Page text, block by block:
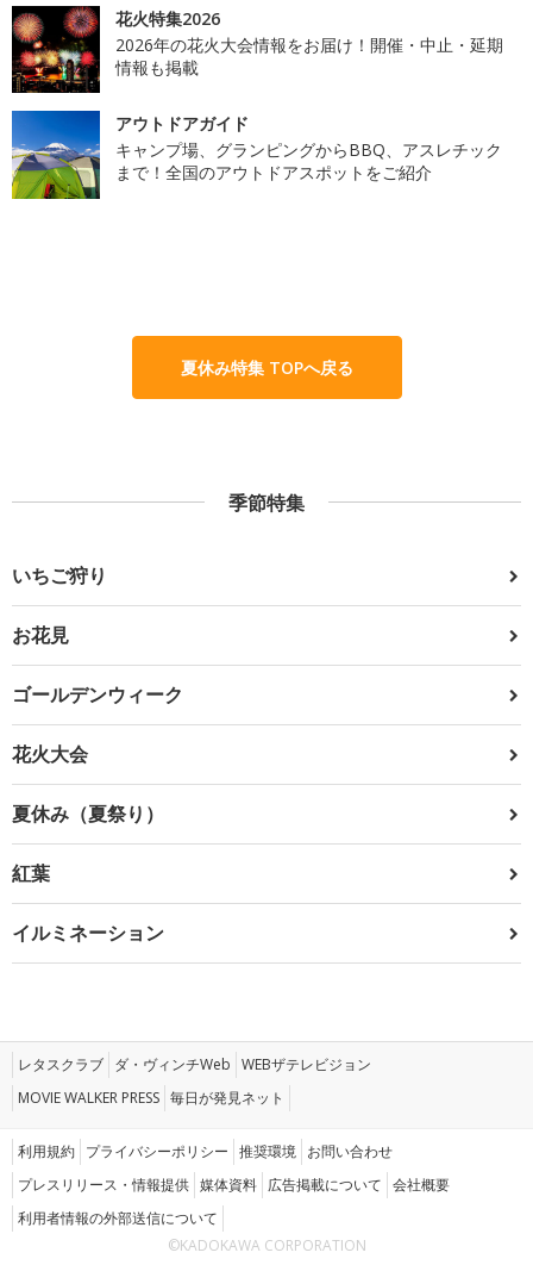
花火特集2026
2026年の花火大会情報をお届け！開催・中止・延期
情報も掲載
アウトドアガイド
キャンプ場、グランピングからBBQ、アスレチック
まで！全国のアウトドアスポットをご紹介
夏休み特集 TOPへ戻る
季節特集
いちご狩り
お花見
ゴールデンウィーク
花火大会
夏休み（夏祭り）
紅葉
イルミネーション
レタスクラブ ダ・ヴィンチWeb WEBザテレビジョン
MOVIE WALKER PRESS 毎日が発見ネット
利用規約 プライバシーポリシー 推奨環境 お問い合わせ
プレスリリース・情報提供 媒体資料 広告掲載について 会社概要
利用者情報の外部送信について
©KADOKAWA CORPORATION